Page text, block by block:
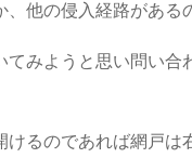
他の侵入経路がある
てみようと思い問い合
けるのであれば網戸